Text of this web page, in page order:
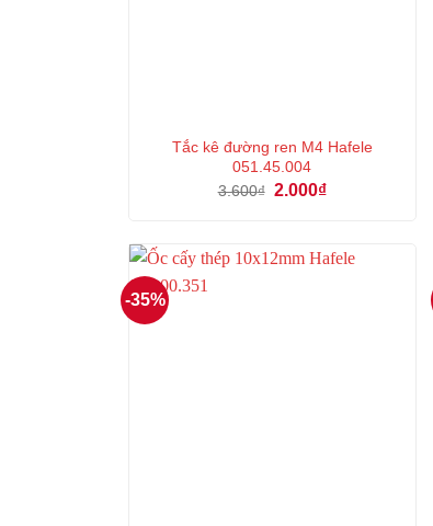
Tắc kê đường ren M4 Hafele
051.45.004
3.600₫ Giá
2.000₫Giá
2.000₫.
-35%